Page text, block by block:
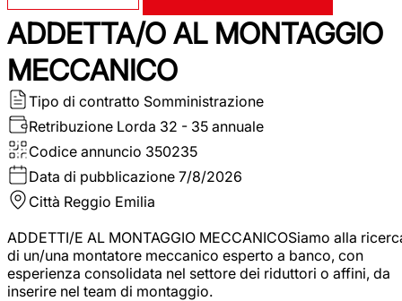
ADDETTA/O AL MONTAGGIO
MECCANICO
Tipo di contratto Somministrazione
Retribuzione Lorda 32 - 35 annuale
Codice annuncio 350235
Data di pubblicazione 7/8/2026
Città Reggio Emilia
ADDETTI/E AL MONTAGGIO MECCANICOSiamo alla
di un/una montatore meccanico esperto a banco, con
esperienza consolidata nel settore dei riduttori o affini, da
inserire nel team di montaggio.